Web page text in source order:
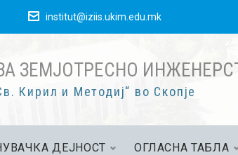
institut@iziis.ukim.edu.mk
ЗЕМЈОТРЕСНО
Кирил и Методиј“ во Скопје
ДЕЈНОСТ ОГЛАСНА ТАБЛА